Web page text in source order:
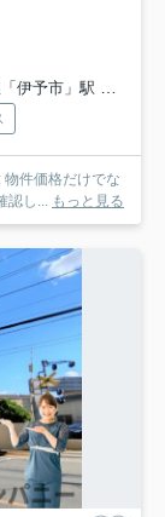
予市」駅 徒歩4分
件価格だけでな
認し... もっと見る